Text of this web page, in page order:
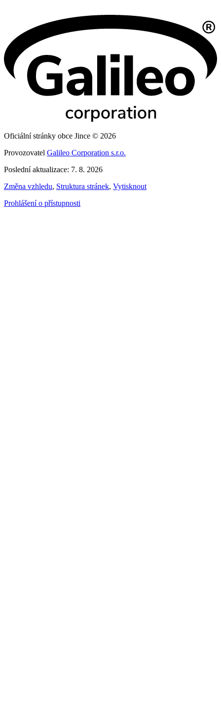
Oficiální stránky obce Jince © 2026
Provozovatel Galileo Corporation s.r.o.
Poslední aktualizace: 7. 8. 2026
Změna vzhledu, Struktura stránek, Vytisknout
Prohlášení o přístupnosti